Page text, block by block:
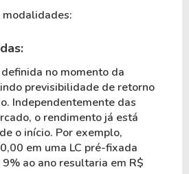
modalidades:
no momento da
previsibilidade de retorno
Independentemente das
o rendimento já está
o início. Por exemplo,
em uma LC pré-fixada
ao ano resultaria em R$